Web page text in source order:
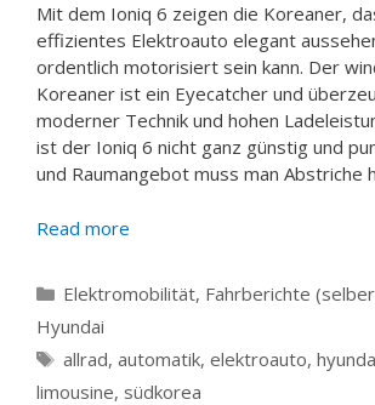
Mit dem Ioniq 6 zeigen die Koreaner,
effizientes Elektroauto elegant
ordentlich motorisiert sein kann. Der
Koreaner ist ein Eyecatcher und
moderner Technik und hohen
ist der Ioniq 6 nicht ganz günstig und
und Raumangebot muss man Abstriche
Read more
Categories
Elektromobilität, Fahrberichte
Hyundai
Tags
allrad, automatik, elektroauto,
limousine, südkorea